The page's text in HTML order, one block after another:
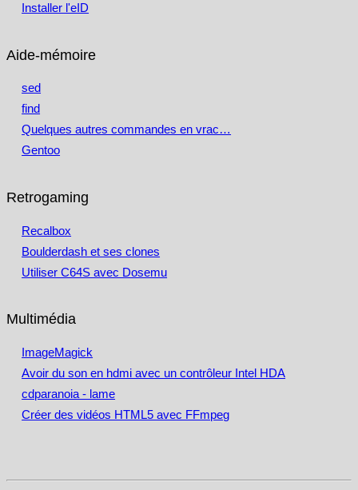
Installer l'eID
Aide-mémoire
sed
find
Quelques autres commandes en vrac…
Gentoo
Retrogaming
Recalbox
Boulderdash et ses clones
Utiliser C64S avec Dosemu
Multimédia
ImageMagick
Avoir du son en hdmi avec un contrôleur Intel HDA
cdparanoia - lame
Créer des vidéos HTML5 avec FFmpeg